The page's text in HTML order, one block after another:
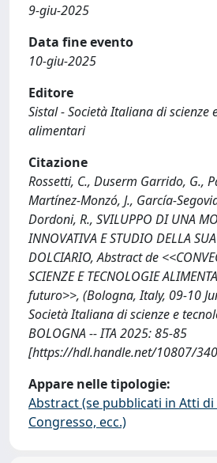
9-giu-2025
Data fine evento
10-giu-2025
Editore
Sistal - Società Italiana di scienze
alimentari
Citazione
Rossetti, C., Duserm Garrido, G.,
Martínez-Monzó, J., García-
Dordoni, R., SVILUPPO DI UNA
INNOVATIVA E STUDIO DELLA
DOLCIARIO, Abstract de
SCIENZE E TECNOLOGIE
futuro>>, (Bologna, Italy, 09-10
Società Italiana di scienze e
BOLOGNA -- ITA 2025: 85-85
[https://hdl.handle.net/10807/
Appare nelle tipologie:
Abstract (se pubblicati in Atti di
Congresso, ecc.)